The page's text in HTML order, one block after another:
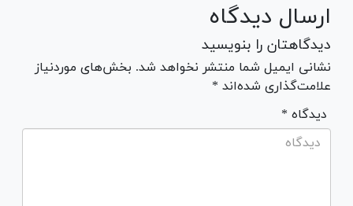
ارسال دیدگاه
دیدگاهتان را بنویسید
نشانی ایمیل شما منتشر نخواهد شد. بخش‌های موردنیاز
علامت‌گذاری شده‌اند *
* دیدگاه